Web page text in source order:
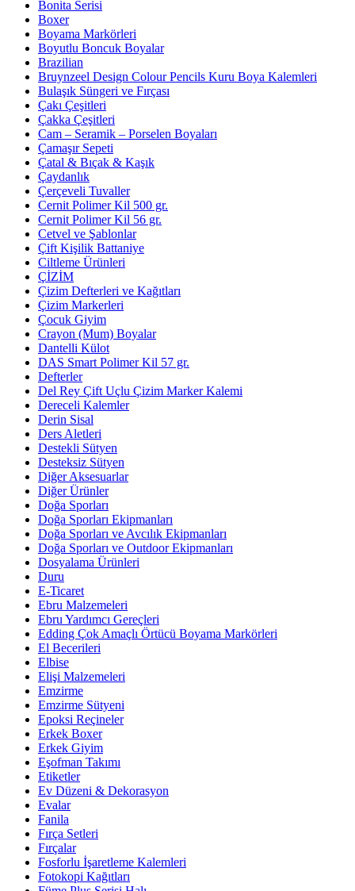
Bonita Serisi
Boxer
Boyama Markörleri
Boyutlu Boncuk Boyalar
Brazilian
Bruynzeel Design Colour Pencils Kuru Boya Kalemleri
Bulaşık Süngeri ve Fırçası
Çakı Çeşitleri
Çakka Çeşitleri
Cam – Seramik – Porselen Boyaları
Çamaşır Sepeti
Çatal & Bıçak & Kaşık
Çaydanlık
Çerçeveli Tuvaller
Cernit Polimer Kil 500 gr.
Cernit Polimer Kil 56 gr.
Cetvel ve Şablonlar
Çift Kişilik Battaniye
Ciltleme Ürünleri
ÇİZİM
Çizim Defterleri ve Kağıtları
Çizim Markerleri
Çocuk Giyim
Crayon (Mum) Boyalar
Dantelli Külot
DAS Smart Polimer Kil 57 gr.
Defterler
Del Rey Çift Uçlu Çizim Marker Kalemi
Dereceli Kalemler
Derin Sisal
Ders Aletleri
Destekli Sütyen
Desteksiz Sütyen
Diğer Aksesuarlar
Diğer Ürünler
Doğa Sporları
Doğa Sporları Ekipmanları
Doğa Sporları ve Avcılık Ekipmanları
Doğa Sporları ve Outdoor Ekipmanları
Dosyalama Ürünleri
Duru
E-Ticaret
Ebru Malzemeleri
Ebru Yardımcı Gereçleri
Edding Çok Amaçlı Örtücü Boyama Markörleri
El Becerileri
Elbise
Elişi Malzemeleri
Emzirme
Emzirme Sütyeni
Epoksi Reçineler
Erkek Boxer
Erkek Giyim
Eşofman Takımı
Etiketler
Ev Düzeni & Dekorasyon
Evalar
Fanila
Fırça Setleri
Fırçalar
Fosforlu İşaretleme Kalemleri
Fotokopi Kağıtları